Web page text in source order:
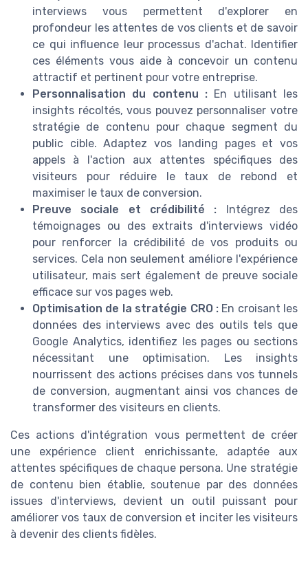
interviews vous permettent d'explorer en
profondeur les attentes de vos clients et de savoir
ce qui influence leur processus d'achat. Identifier
ces éléments vous aide à concevoir un contenu
attractif et pertinent pour votre entreprise.
Personnalisation du contenu : En utilisant les
insights récoltés, vous pouvez personnaliser votre
stratégie de contenu pour chaque segment du
public cible. Adaptez vos landing pages et vos
appels à l'action aux attentes spécifiques des
visiteurs pour réduire le taux de rebond et
maximiser le taux de conversion.
Preuve sociale et crédibilité : Intégrez des
témoignages ou des extraits d'interviews vidéo
pour renforcer la crédibilité de vos produits ou
services. Cela non seulement améliore l'expérience
utilisateur, mais sert également de preuve sociale
efficace sur vos pages web.
Optimisation de la stratégie CRO :En croisant les
données des interviews avec des outils tels que
Google Analytics, identifiez les pages ou sections
nécessitant une optimisation. Les insights
nourrissent des actions précises dans vos tunnels
de conversion, augmentant ainsi vos chances de
transformer des visiteurs en clients.
Ces actions d'intégration vous permettent de créer
une expérience client enrichissante, adaptée aux
attentes spécifiques de chaque persona. Une stratégie
de contenu bien établie, soutenue par des données
issues d'interviews, devient un outil puissant pour
améliorer vos taux de conversion et inciter les visiteurs
à devenir des clients fidèles.